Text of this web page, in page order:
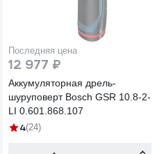
Последняя цена
12 977 ₽
Аккумуляторная дрель-
шуруповерт Bosch GSR 10.8-2-
LI 0.601.868.107
4(24)